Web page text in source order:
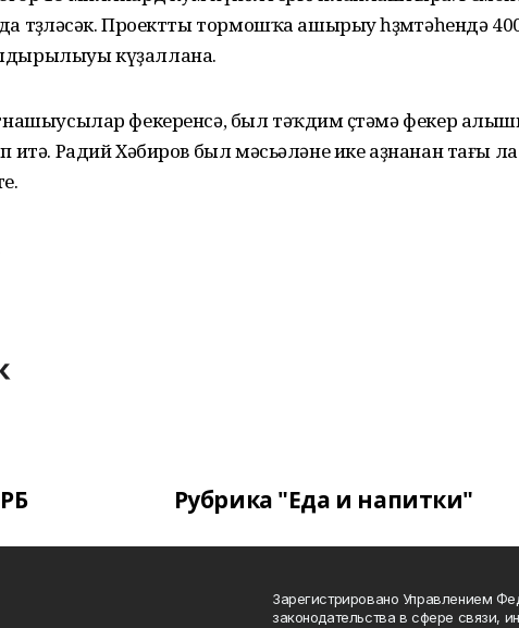
төҙөләсәк. Проектты тормошҡа ашырыу һөҙөмтәһендә
күҙаллана.
фекеренсә, был тәҡдим өҫтәмә фекер
итә. Радий Хәбиров был мәсьәләне ике аҙнанан тағы ла
Рубрика "Еда и напитки"
Зарегистрировано Управлением
законодательства в сфере связи,